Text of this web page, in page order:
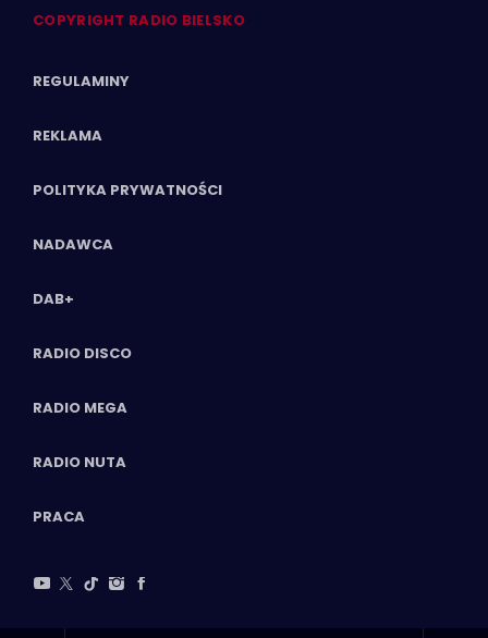
COPYRIGHT RADIO BIELSKO
REGULAMINY
REKLAMA
POLITYKA PRYWATNOŚCI
NADAWCA
DAB+
RADIO DISCO
RADIO MEGA
RADIO NUTA
PRACA